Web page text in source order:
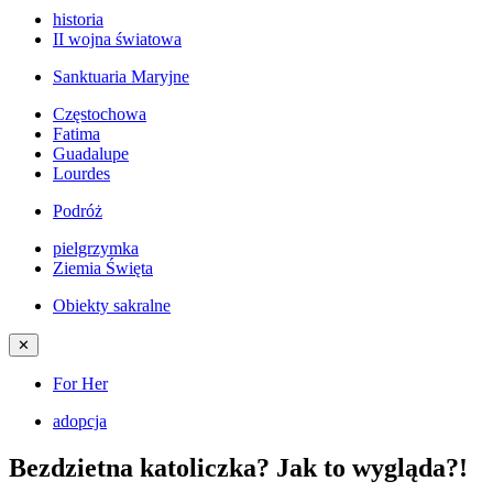
historia
II wojna światowa
Sanktuaria Maryjne
Częstochowa
Fatima
Guadalupe
Lourdes
Podróż
pielgrzymka
Ziemia Święta
Obiekty sakralne
✕
For Her
adopcja
Bezdzietna katoliczka? Jak to wygląda?!